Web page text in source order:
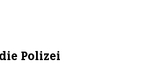
Polizei